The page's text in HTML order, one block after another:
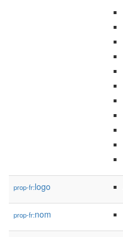
prop-fr:logo
prop-fr:nom